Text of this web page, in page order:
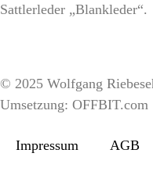
Sattlerleder „Blankleder“.
© 2025 Wolfgang
Umsetzung: OFFBIT.com
Impressum AGB